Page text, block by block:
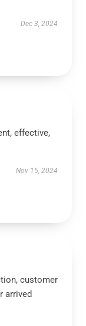
Dec 3, 2024
effective,
Nov 15, 2024
customer
arrived